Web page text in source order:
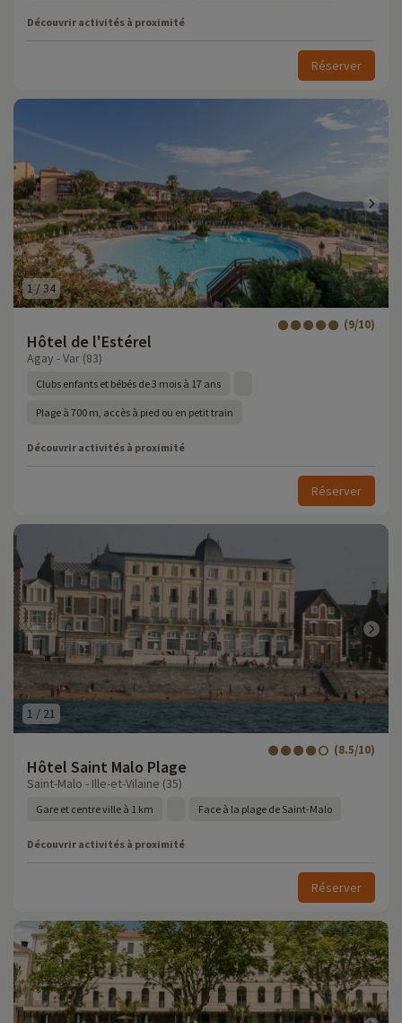
Découvrir activités à proximité
Réserver
1 /34
Hôtel de l'Estérel
(9/10)
Agay - Var (83)
Clubs enfants et bébés de 3 mois à 17 ans
Plage à 700 m, accès à pied ou en petit train
Découvrir activités à proximité
Réserver
1 / 21
Hôtel Saint Malo Plage
(8.5/10)
Saint-Malo - Ille-et-Vilaine (35)
Gare et centre ville à 1 km Face à la plage de Saint-Malo
Découvrir activités à proximité
Réserver